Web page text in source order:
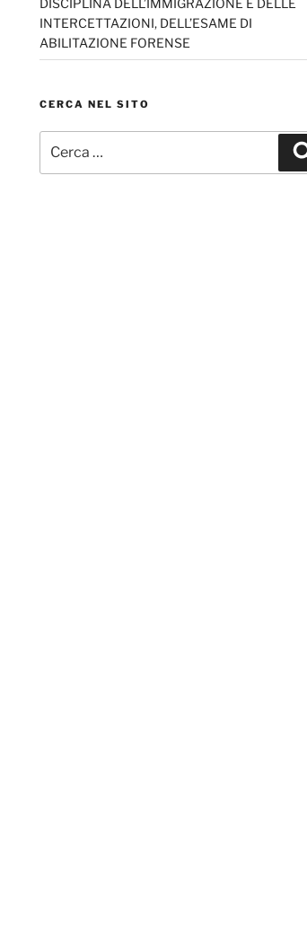
INTERCETTAZIONI, DELL’ESAME DI
ABILITAZIONE FORENSE
CERCA NEL SITO